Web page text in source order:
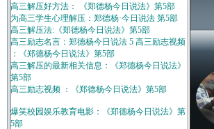
高三解压好方法： 《郑德杨今日说法》第5部
为高三学生心理解压：郑德杨·今日说法 第5部
高三解压法:《郑德杨今日说法》第5部
高三励志名言：郑德杨今日说法 5 高三励志视频
：《郑德杨今日说法》第5部
高三解压的最新相关信息：《郑德杨今日说法》
第5部
高三励志视频 ：《郑德杨今日说法》第5部
爆笑校园娱乐教育电影：《郑德杨今日说法》第
5部